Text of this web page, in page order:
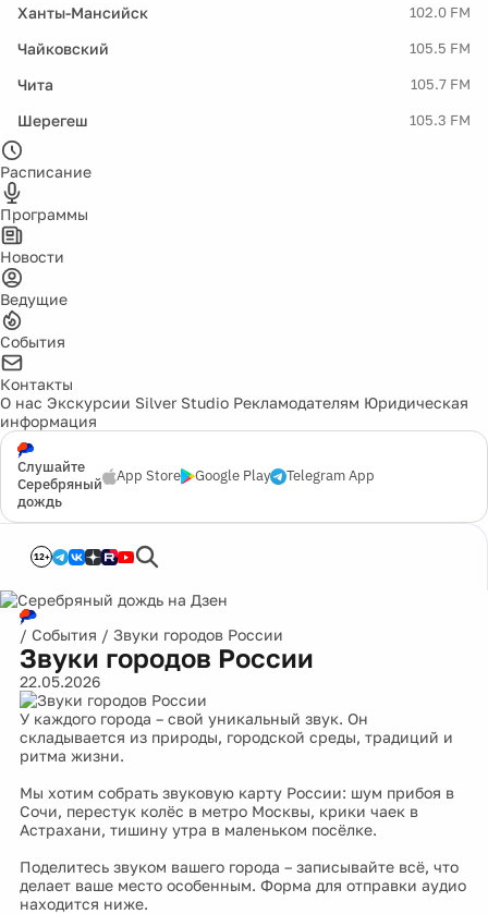
Ханты-Мансийск 102.0 FM
Чайковский 105.5 FM
Чита 105.7 FM
Шерегеш 105.3 FM
Расписание
Программы
Новости
Ведущие
События
Контакты
О нас Экскурсии Silver Studio Рекламодателям Юридическая
информация
Слушайте
Серебряный
дождь
App Store Google Play Telegram App
12+
/ События / Звуки городов России
Звуки городов России
22.05.2026
У каждого города – свой уникальный звук. Он
складывается из природы, городской среды, традиций и
ритма жизни.
Мы хотим собрать звуковую карту России: шум прибоя в
Сочи, перестук колёс в метро Москвы, крики чаек в
Астрахани, тишину утра в маленьком посёлке.
Поделитесь звуком вашего города – записывайте всё, что
делает ваше место особенным. Форма для отправки аудио
находится ниже.